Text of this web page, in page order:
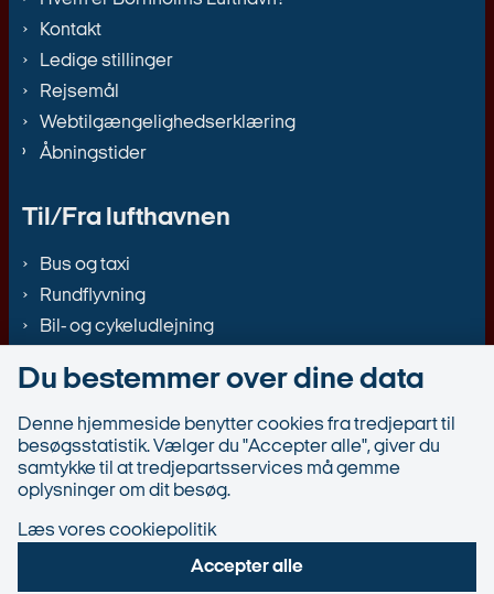
Kontakt
Ledige stillinger
Rejsemål
Webtilgængelighedserklæring
Åbningstider
Til/Fra lufthavnen
Bus og taxi
Rundflyvning
Bil- og cykeludlejning
Du bestemmer over dine data
Denne hjemmeside benytter cookies fra tredjepart til
besøgsstatistik. Vælger du "Accepter alle", giver du
samtykke til at tredjepartsservices må gemme
oplysninger om dit besøg.
Læs vores cookiepolitik
Accepter alle